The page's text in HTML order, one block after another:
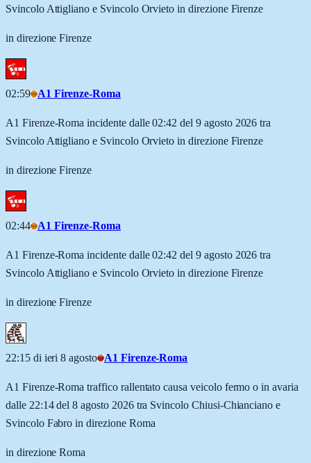
Svincolo Attigliano e Svincolo Orvieto in direzione Firenze
in direzione Firenze
02:59 A1 Firenze-Roma
A1 Firenze-Roma incidente dalle 02:42 del 9 agosto 2026 tra
Svincolo Attigliano e Svincolo Orvieto in direzione Firenze
in direzione Firenze
02:44 A1 Firenze-Roma
A1 Firenze-Roma incidente dalle 02:42 del 9 agosto 2026 tra
Svincolo Attigliano e Svincolo Orvieto in direzione Firenze
in direzione Firenze
22:15 di ieri 8 agosto A1 Firenze-Roma
A1 Firenze-Roma traffico rallentato causa veicolo fermo o in avaria
dalle 22:14 del 8 agosto 2026 tra Svincolo Chiusi-Chianciano e
Svincolo Fabro in direzione Roma
in direzione Roma